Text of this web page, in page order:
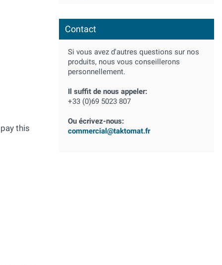
this
Contact
Si vous avez d'autres questions sur nos
produits, nous vous conseillerons
personnellement.
Il suffit de nous appeler:
+33 (0)69 5023 807
Ou écrivez-nous:
commercial@taktomat.fr